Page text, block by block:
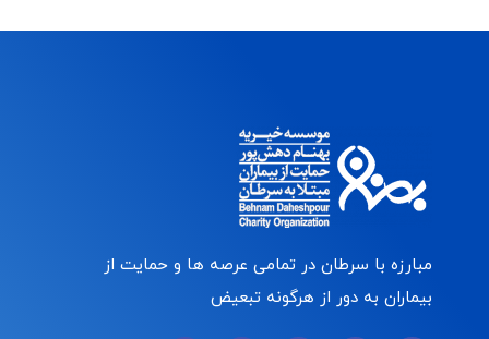
مبارزه با سرطان در تمامی عرصه ها و حمایت از
بیماران به دور از هرگونه تبعیض